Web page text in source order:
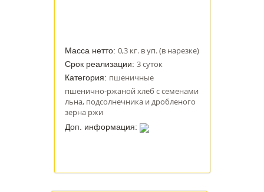
Масса нетто: 0,3 кг. в уп. (в нарезке)
Срок реализации: 3 суток
Категория: пшеничные
пшенично-ржаной хлеб с семенами
льна, подсолнечника и дробленого
зерна ржи
Доп. информация: